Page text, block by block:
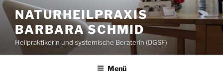
Zum
Inhalt
springen
NATURHEILPRAXIS
BARBARA SCHMID
Heilpraktikerin und systemische Beraterin (DGSF)
Menü